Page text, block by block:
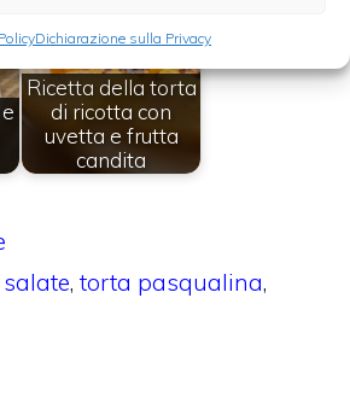
Dichiarazione sulla Privacy
Ricetta della torta
di ricotta con
uvetta e frutta
candita
,torta pasqualina,